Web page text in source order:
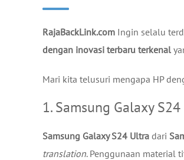
RajaBackLink.com Ingin selalu
dengan inovasi terbaru terkenal
Mari kita telusuri mengapa HP
1. Samsung Galaxy
Samsung Galaxy S24 Ultra dari
translation. Penggunaan material